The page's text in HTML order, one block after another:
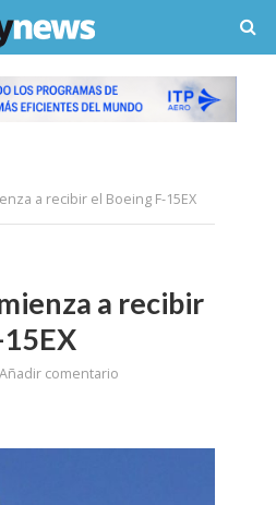
a recibir el Boeing F-15EX
a recibir
Añadir comentario